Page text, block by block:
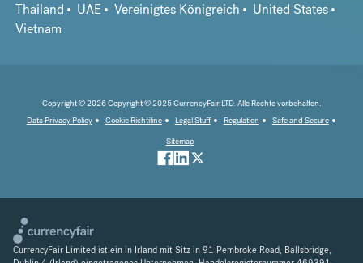
Thailand
UAE Vereinigtes Königreich
United States
Vietnam
Copyright © 2026 Copyright © 2025 CurrencyFair LTD. Alle Rechte vorbehalten.
Data Privacy Policy
Cookie Richtiline Legal Stuff Regulation
Safe and Secure
Sitemap
CurrencyFair Limited ist ein in Irland mit Sitz in 91 Pembroke Road, Ballsbridge,